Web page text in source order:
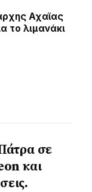
Αχαϊας
το λιμανάκι
σε
και